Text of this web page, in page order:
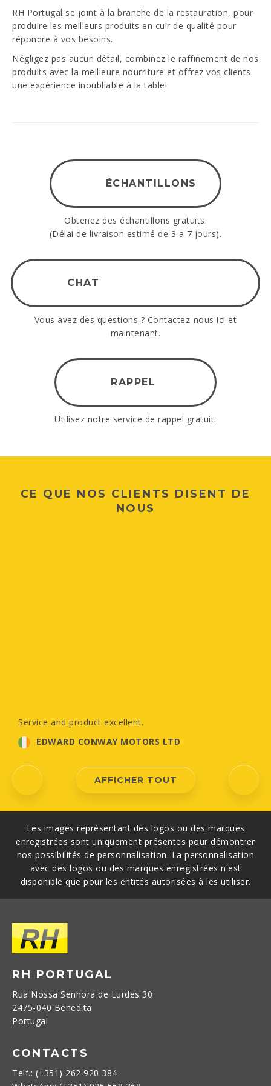
PT EN ES DE
RH Portugal se joint à la branche de la restauration, pour
produire les meilleurs produits en cuir de qualité pour
répondre à vos besoins.
Négligez pas aucun détail, combinez le raffinement de nos
produits avec la meilleure nourriture et offrez vos clients
une expérience inoubliable à la table!
ÉCHANTILLONS
Obtenez des échantillons gratuits.
(Délai de livraison estimé de 3 a 7 jours).
CHAT
Vous avez des questions ? Contactez-nous ici et
maintenant.
RAPPEL
Utilisez notre service de rappel gratuit.
J'ai lu et accepté la
ENVOYER
CE QUE NOS CLIENTS DISENT DE
NOUS
Service and product excellent.
EDWARD CONWAY MOTORS LTD
AFFICHER TOUT
Les images représentant des logos ou des marques
enregistrées sont uniquement présentes pour démontrer
nos possibilités de personnalisation. La personnalisation
avec des logos ou des marques enregistrées n'est
disponible que pour les entités autorisées à les utiliser.
RH PORTUGAL
Rua Nossa Senhora de Lurdes 30
2475-040 Benedita
Portugal
CONTACTS
Telf.: (+351) 262 920 384